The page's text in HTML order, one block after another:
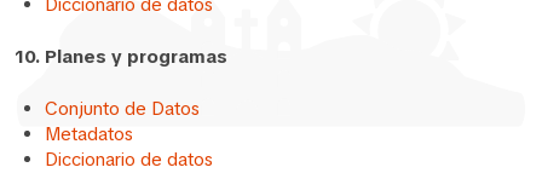
10. Planes y programas
Conjunto de Datos
Metadatos
Diccionario de datos